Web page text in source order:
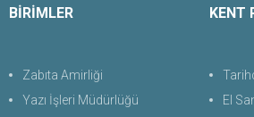
BİRİMLER
Zabıta Amirliği
Yazı İşleri Müdürlüğü
KENT
El